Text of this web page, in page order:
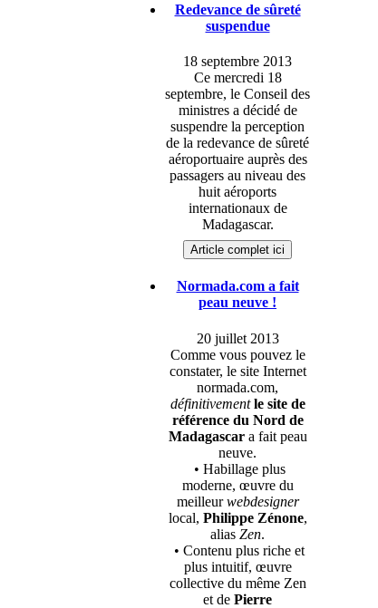
Redevance de sûreté
suspendue
18 septembre 2013
Ce mercredi 18
septembre, le Conseil des
ministres a décidé de
suspendre la perception
de la redevance de sûreté
aéroportuaire auprès des
passagers au niveau des
huit aéroports
internationaux de
Madagascar.
Article complet ici
Normada.com a fait
peau neuve !
20 juillet 2013
Comme vous pouvez le
constater, le site Internet
normada.com,
définitivement le site de
référence du Nord de
Madagascara fait peau
neuve.
• Habillage plus
moderne, œuvre du
meilleurwebdesigner
local, Philippe Zénone,
alias Zen.
• Contenu plus riche et
plus intuitif, œuvre
collective du même Zen
et de Pierre